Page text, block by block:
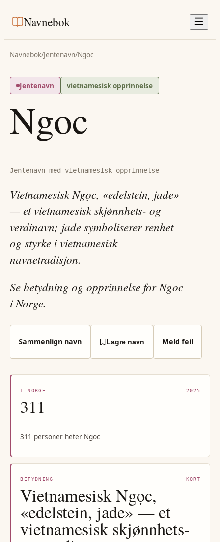
Navnebok
Navnebok/Jentenavn/Ngoc
Jentenavn vietnamesisk opprinnelse
Ngoc
Jentenavn med vietnamesisk opprinnelse
Vietnamesisk Ngọc, «edelstein, jade»
— et vietnamesisk skjønnhets- og
verdinavn; jade symboliserer renhet
og styrke i vietnamesisk
navnetradisjon.
Se betydning og opprinnelse for Ngoc
i Norge.
Sammenlign navn Lagre navn Meld feil
I NORGE 2025
311
311 personer heter Ngoc
BETYDNING KORT
Vietnamesisk Ngọc,
«edelstein, jade» — et
vietnamesisk skjønnhets-